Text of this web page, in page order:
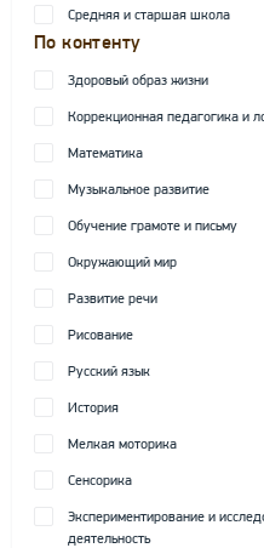
Средняя и старшая школа
По контенту
Здоровый образ жизни
Коррекционная педагогика и
Математика
Музыкальное развитие
Обучение грамоте и письму
Окружающий мир
Развитие речи
Рисование
Русский язык
История
Мелкая моторика
Сенсорика
Экспериментирование и
деятельность